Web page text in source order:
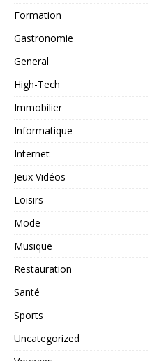
Formation
Gastronomie
General
High-Tech
Immobilier
Informatique
Internet
Jeux Vidéos
Loisirs
Mode
Musique
Restauration
Santé
Sports
Uncategorized